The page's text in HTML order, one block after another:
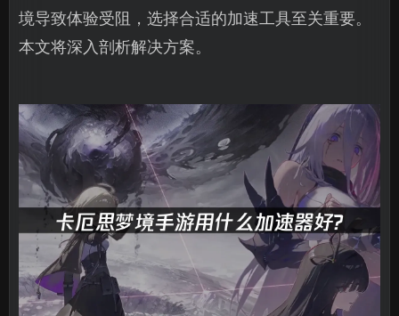
境导致体验受阻，选择合适的加速工具至关重要。
本文将深入剖析解决方案。